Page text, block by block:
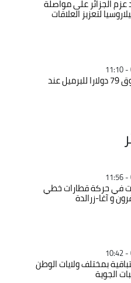
الجزائر على مواصلة
لتعزيز العلاقات
خام برنت فوق 79 دولارا للبرميل عند
في حركة قطارات خطي
و آغا-زرالدة
بمختلف ولايات الوطن
الجوية